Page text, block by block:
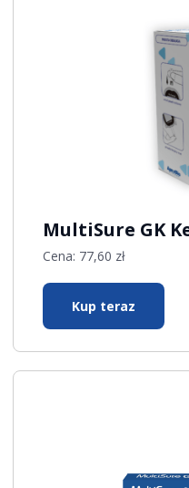
MultiSure GK
Cena: 77,60 zł
Kup teraz